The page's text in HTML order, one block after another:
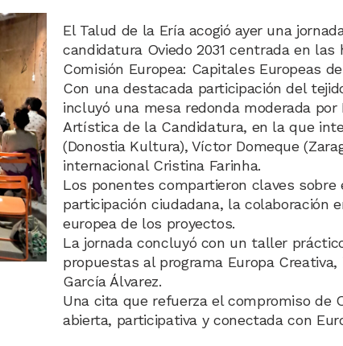
El Talud de la Ería acogió ayer una
candidatura Oviedo 2031 centrada en
Comisión Europea: Capitales Europeas
Con una destacada participación del
incluyó una mesa redonda moderada
Artística de la Candidatura, en la que
(Donostia Kultura), Víctor Domeque
internacional Cristina Farinha.
Los ponentes compartieron claves
participación ciudadana, la colaboración
europea de los proyectos.
La jornada concluyó con un taller
propuestas al programa Europa
García Álvarez.
Una cita que refuerza el compromiso de
abierta, participativa y conectada con